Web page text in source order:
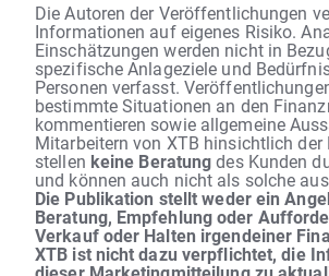
Die Autoren der Veröffentlichungen
Informationen auf eigenes Risiko.
Einschätzungen werden nicht in
spezifische Anlageziele und
Personen verfasst.
bestimmte Situationen an den
kommentieren sowie allgemeine
Mitarbeitern von XTB hinsichtlich der
stellen keine Beratungdes Kunden
und können auch nicht als solche
Die Publikation stellt weder ein
Beratung, Empfehlung oder
Verkauf oder Halten irgendeiner
XTB ist nicht dazu verpflichtet, die